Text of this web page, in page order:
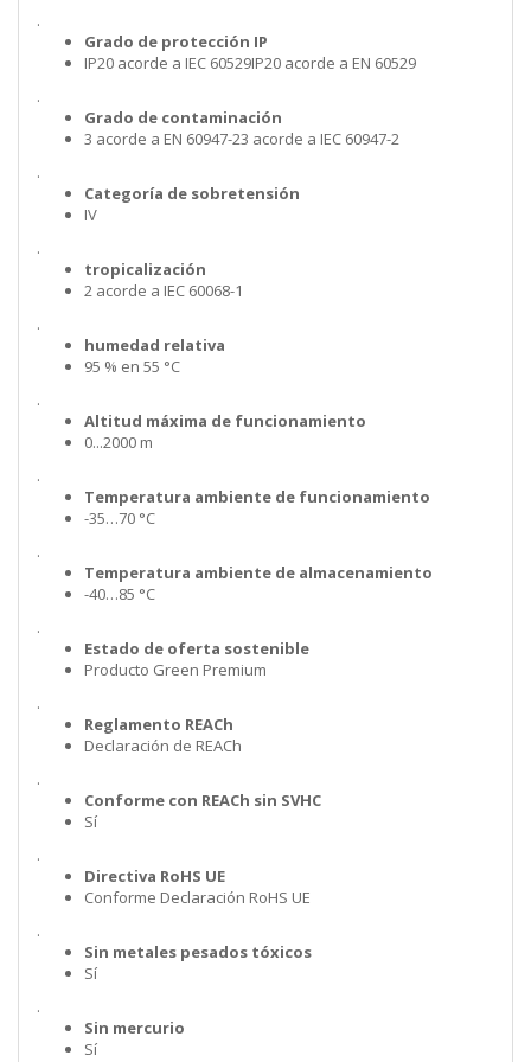
.
Grado de protección IP
IP20 acorde a IEC 60529IP20 acorde a EN 60529
.
Grado de contaminación
3 acorde a EN 60947-23 acorde a IEC 60947-2
.
Categoría de sobretensión
IV
.
tropicalización
2 acorde a IEC 60068-1
.
humedad relativa
95 % en 55 °C
.
Altitud máxima de funcionamiento
0...2000 m
.
Temperatura ambiente de funcionamiento
-35…70 °C
.
Temperatura ambiente de almacenamiento
-40…85 °C
.
Estado de oferta sostenible
Producto Green Premium
.
Reglamento REACh
Declaración de REACh
.
Conforme con REACh sin SVHC
Sí
.
Directiva RoHS UE
Conforme Declaración RoHS UE
.
Sin metales pesados tóxicos
Sí
.
Sin mercurio
Sí